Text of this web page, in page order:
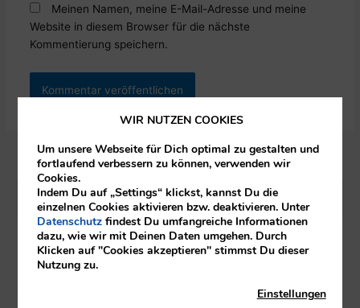
Meinen Namen, meine E-Mail-Adresse und meine
Website in diesem Browser für die nächste
Kommentierung speichern.
Neueste Beiträge
WIR NUTZEN COOKIES
Um unsere Webseite für Dich optimal zu gestalten und
fortlaufend verbessern zu können, verwenden wir
Cookies.
Indem Du auf „Settings“ klickst, kannst Du die
einzelnen Cookies aktivieren bzw. deaktivieren. Unter
Datenschutz findest Du umfangreiche Informationen
dazu, wie wir mit Deinen Daten umgehen. Durch
Klicken auf "Cookies akzeptieren" stimmst Du dieser
Nutzung zu.
Einstellungen